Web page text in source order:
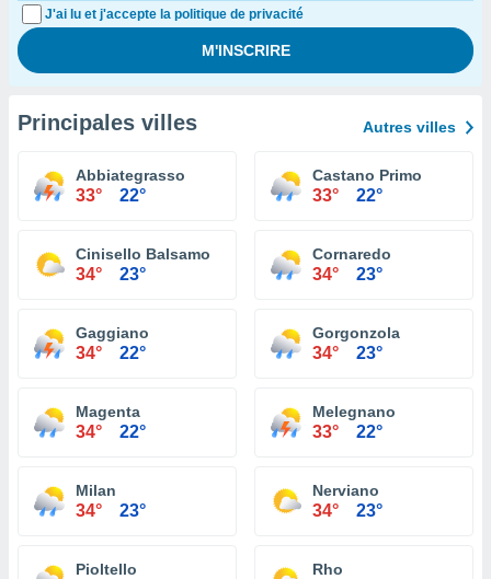
J'ai lu et j'accepte la politique de privacité
Principales villes Autres villes
Abbiategrasso
33° 22°
Castano Primo
33° 22°
Cinisello Balsamo
34° 23°
Cornaredo
34° 23°
Gaggiano
34° 22°
Gorgonzola
34° 23°
Magenta
34° 22°
Melegnano
33° 22°
Milan
34° 23°
Nerviano
34° 23°
Pioltello Rho